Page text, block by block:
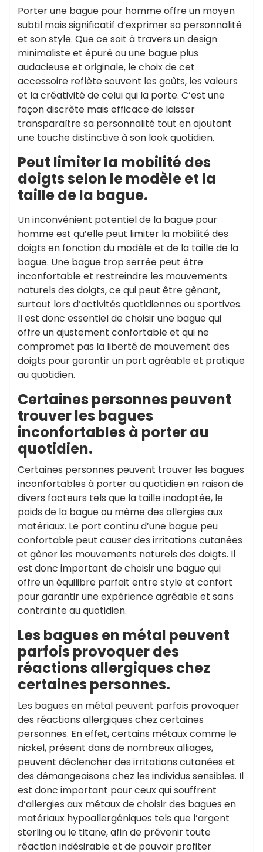
Porter une bague pour homme offre un moyen
subtil mais significatif d’exprimer sa personnalité
et son style. Que ce soit à travers un design
minimaliste et épuré ou une bague plus
audacieuse et originale, le choix de cet
accessoire reflète souvent les goûts, les valeurs
et la créativité de celui qui la porte. C’est une
façon discrète mais efficace de laisser
transparaître sa personnalité tout en ajoutant
une touche distinctive à son look quotidien.
Peut limiter la mobilité des
doigts selon le modèle et la
taille de la bague.
Un inconvénient potentiel de la bague pour
homme est qu’elle peut limiter la mobilité des
doigts en fonction du modèle et de la taille de la
bague. Une bague trop serrée peut être
inconfortable et restreindre les mouvements
naturels des doigts, ce qui peut être gênant,
surtout lors d’activités quotidiennes ou sportives.
Il est donc essentiel de choisir une bague qui
offre un ajustement confortable et qui ne
compromet pas la liberté de mouvement des
doigts pour garantir un port agréable et pratique
au quotidien.
Certaines personnes peuvent
trouver les bagues
inconfortables à porter au
quotidien.
Certaines personnes peuvent trouver les bagues
inconfortables à porter au quotidien en raison de
divers facteurs tels que la taille inadaptée, le
poids de la bague ou même des allergies aux
matériaux. Le port continu d’une bague peu
confortable peut causer des irritations cutanées
et gêner les mouvements naturels des doigts. Il
est donc important de choisir une bague qui
offre un équilibre parfait entre style et confort
pour garantir une expérience agréable et sans
contrainte au quotidien.
Les bagues en métal peuvent
parfois provoquer des
réactions allergiques chez
certaines personnes.
Les bagues en métal peuvent parfois provoquer
des réactions allergiques chez certaines
personnes. En effet, certains métaux comme le
nickel, présent dans de nombreux alliages,
peuvent déclencher des irritations cutanées et
des démangeaisons chez les individus sensibles. Il
est donc important pour ceux qui souffrent
d’allergies aux métaux de choisir des bagues en
matériaux hypoallergéniques tels que l’argent
sterling ou le titane, afin de prévenir toute
réaction indésirable et de pouvoir profiter